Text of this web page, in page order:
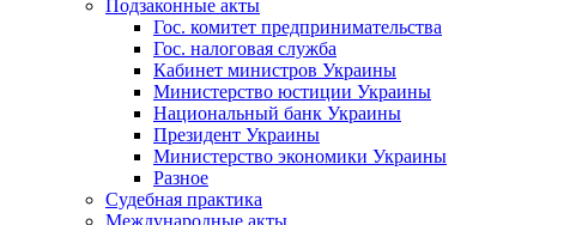
Подзаконные акты
Гос. комитет предпринимательства
Гос. налоговая служба
Кабинет министров Украины
Министерство юстиции Украины
Национальный банк Украины
Президент Украины
Министерство экономики Украины
Разное
Судебная практика
Международные акты